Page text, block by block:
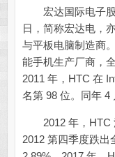
宏达国际电子股
日，简称宏达电，
与平板电脑制造商
能手机生产厂商，
2011 年，HTC 在
名第 98 位。同年 4
2012 年，HTC
2012 第四季度跌出